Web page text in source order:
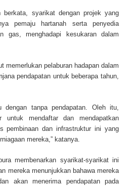
berkata, syarikat dengan projek yang
pemaju hartanah serta penyedia
gas, menghadapi kesukaran dalam
memerlukan pelaburan hadapan dalam
pendapatan untuk beberapa tahun,
dengan tanpa pendapatan. Oleh itu,
untuk mendaftar dan mendapatkan
pembinaan dan infrastruktur ini yang
mereka,” katanya.
membenarkan syarikat-syarikat ini
mereka menunjukkan bahawa mereka
akan menerima pendapatan pada